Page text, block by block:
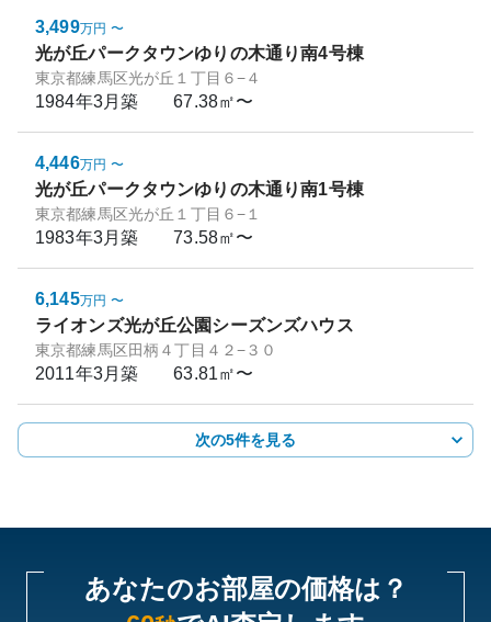
3,499万円 〜
光が丘パークタウンゆりの木通り南4号棟
東京都練馬区光が丘１丁目６−４
1984年3月築 67.38㎡〜
4,446万円 〜
光が丘パークタウンゆりの木通り南1号棟
東京都練馬区光が丘１丁目６−１
1983年3月築 73.58㎡〜
6,145万円 〜
ライオンズ光が丘公園シーズンズハウス
東京都練馬区田柄４丁目４２−３０
2011年3月築 63.81㎡〜
次の5件を見る
あなたのお部屋の価格は？